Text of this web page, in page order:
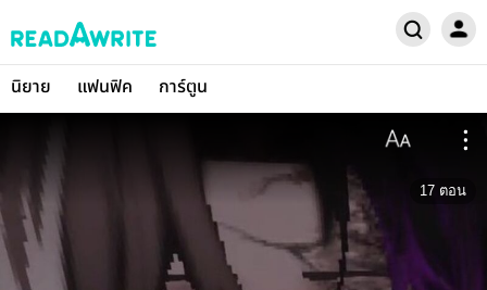
นิยาย แฟนฟิค การ์ตูน
17 ตอน